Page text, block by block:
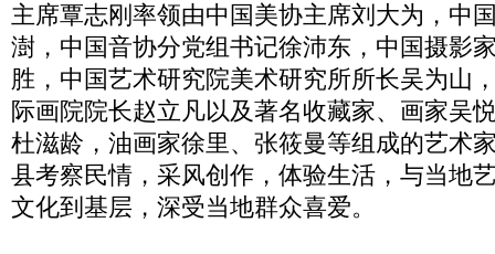
主席覃志刚率领由中国美协主席刘大为，中
澍，中国音协分党组书记徐沛东，中国摄影
胜，中国艺术研究院美术研究所所长吴为山
际画院院长赵立凡以及著名收藏家、画家吴
杜滋龄，油画家徐里、张筱曼等组成的艺术
县考察民情，采风创作，体验生活，与当地
文化到基层，深受当地群众喜爱。